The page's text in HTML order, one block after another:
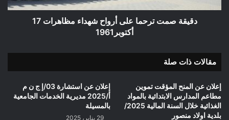
أكتوبر1961
دقيقة صمت ترحما على أرواح شهداء مظاهرات 17
أكتوبر1961
مقالات ذات صلة
إعلان عن المنح المؤقت تموين
مطاعم المدارس الابتدائية بالمواد
الغذائية خلال السنة المالية 2025/
بلدية اولاد منصور
إعلان عن استشارة 03/إ ج ن م
أ/2025 مديرية الخدمات الجامعية
بالمسيلة
29 يناير، 2025